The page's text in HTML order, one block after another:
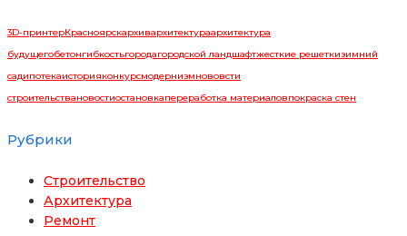
3D-принтерКрасноярскархивархитектураархитектура
будущегобетонгибкостьгородагородской ландшафтжесткие решеткизимний
садипотекаисторияконкурсмодернизмнововсти
строительствановостиостановкапереработка материаловпокраска стен
Рубрики
Строительство
Архитектура
Ремонт